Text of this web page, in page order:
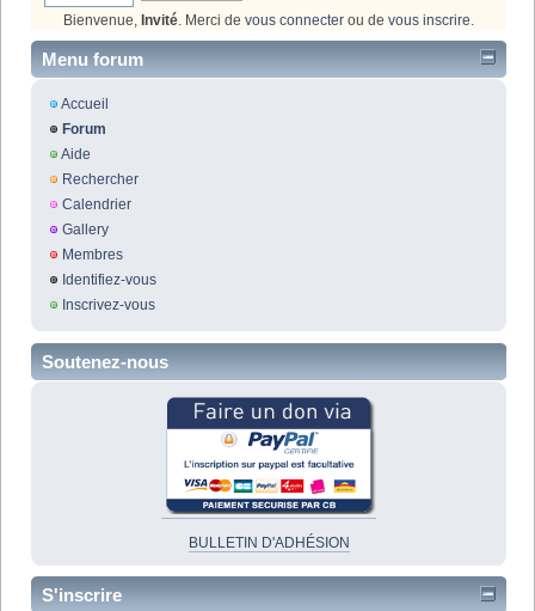
Bienvenue, Invité. Merci de vous connecter ou de vous inscrire.
Menu forum
Accueil
Forum
Aide
Rechercher
Calendrier
Gallery
Membres
Identifiez-vous
Inscrivez-vous
Soutenez-nous
BULLETIN D'ADHÉSION
S'inscrire